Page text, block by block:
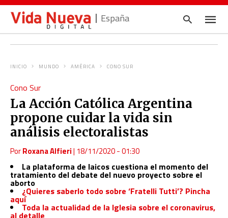
España
INICIO MUNDO AMÉRICA CONO SUR
Cono Sur
La Acción Católica Argentina
propone cuidar la vida sin
análisis electoralistas
PorRoxana Alfieri| 18/11/2020 - 01:30
La plataforma de laicos cuestiona el momento del
tratamiento del debate del nuevo proyecto sobre el
aborto
¿Quieres saberlo todo sobre ‘Fratelli Tutti’? Pincha
aquí
Toda la actualidad de la Iglesia sobre el coronavirus,
al detalle